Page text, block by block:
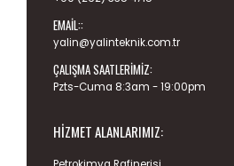
EMAIL::
yalin@yalinteknik.com.tr
ÇALIŞMA SAATLERIMIZ:
Pzts-Cuma 8:3am - 19:00pm
HIZMET ALANLARIMIZ:
Petrokimya Rafinerisi